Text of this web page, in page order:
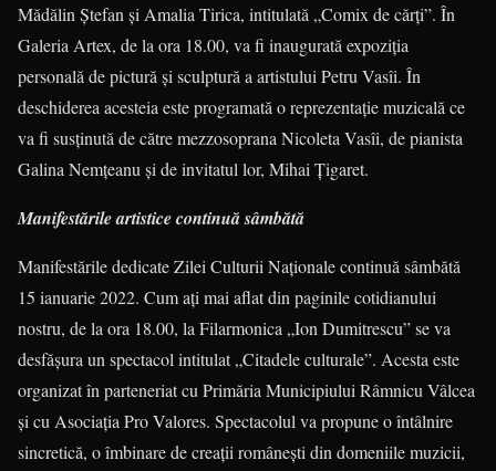
Mădălin Ștefan și Amalia Tirica, intitulată „Comix de cărți”. În
Galeria Artex, de la ora 18.00, va fi inaugurată expoziția
personală de pictură și sculptură a artistului Petru Vasîi. În
deschiderea acesteia este programată o reprezentație muzicală ce
va fi susținută de către mezzosoprana Nicoleta Vasîi, de pianista
Galina Nemțeanu și de invitatul lor, Mihai Țigaret.
Manifestările artistice continuă sâmbătă
Manifestările dedicate Zilei Culturii Naționale continuă sâmbătă
15 ianuarie 2022. Cum ați mai aflat din paginile cotidianului
nostru, de la ora 18.00, la Filarmonica „Ion Dumitrescu” se va
desfășura un spectacol intitulat „Citadele culturale”. Acesta este
organizat în parteneriat cu Primăria Municipiului Râmnicu Vâlcea
și cu Asociația Pro Valores. Spectacolul va propune o întâlnire
sincretică, o îmbinare de creații românești din domeniile muzicii,